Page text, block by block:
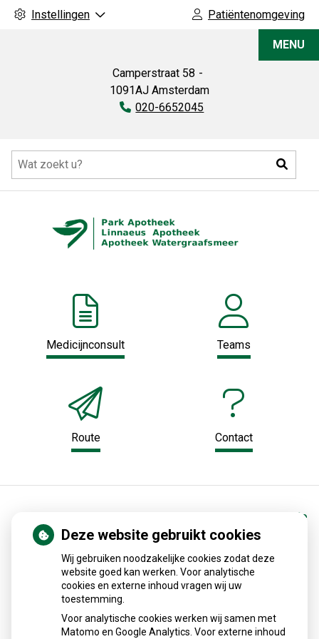
Instellingen Patiëntenomgeving
Camperstraat 58
1091AJ Amsterdam
Tel:
020-6652045
MENU
Medicijnconsult Teams
Route Contact
Gezondheidsinformatie
Medische encyclopedie
Alles over medicijnen
Betrouwbare informatie van de apotheker
Deze website gebruikt cookies
Wij gebruiken noodzakelijke cookies zodat deze
website goed kan werken. Voor analytische
cookies en externe inhoud vragen wij uw
toestemming.
Voor analytische cookies werken wij samen met
Matomo en Google Analytics. Voor externe inhoud